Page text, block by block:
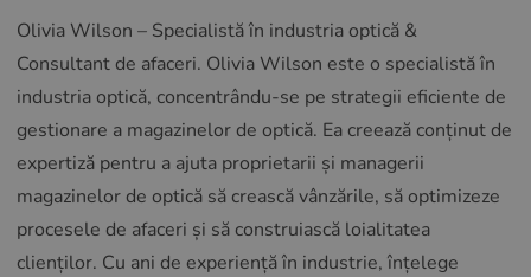
Olivia Wilson – Specialistă în industria optică &
Consultant de afaceri. Olivia Wilson este o specialistă în
industria optică, concentrându-se pe strategii eficiente de
gestionare a magazinelor de optică. Ea creează conținut de
expertiză pentru a ajuta proprietarii și managerii
magazinelor de optică să crească vânzările, să optimizeze
procesele de afaceri și să construiască loialitatea
clienților. Cu ani de experiență în industrie, înțelege